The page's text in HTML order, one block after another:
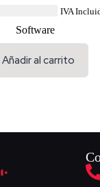
IVA
Software
Añadir al carrito